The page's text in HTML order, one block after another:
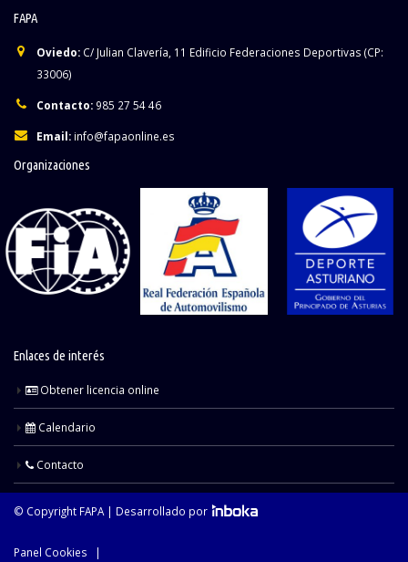
FAPA
Oviedo: C/ Julian Clavería, 11 Edificio Federaciones Deportivas (CP:
33006)
Contacto: 985 27 54 46
Email: info@fapaonline.es
Organizaciones
Enlaces de interés
Obtener licencia online
Calendario
Contacto
© Copyright FAPA | Desarrollado por
Panel Cookies |